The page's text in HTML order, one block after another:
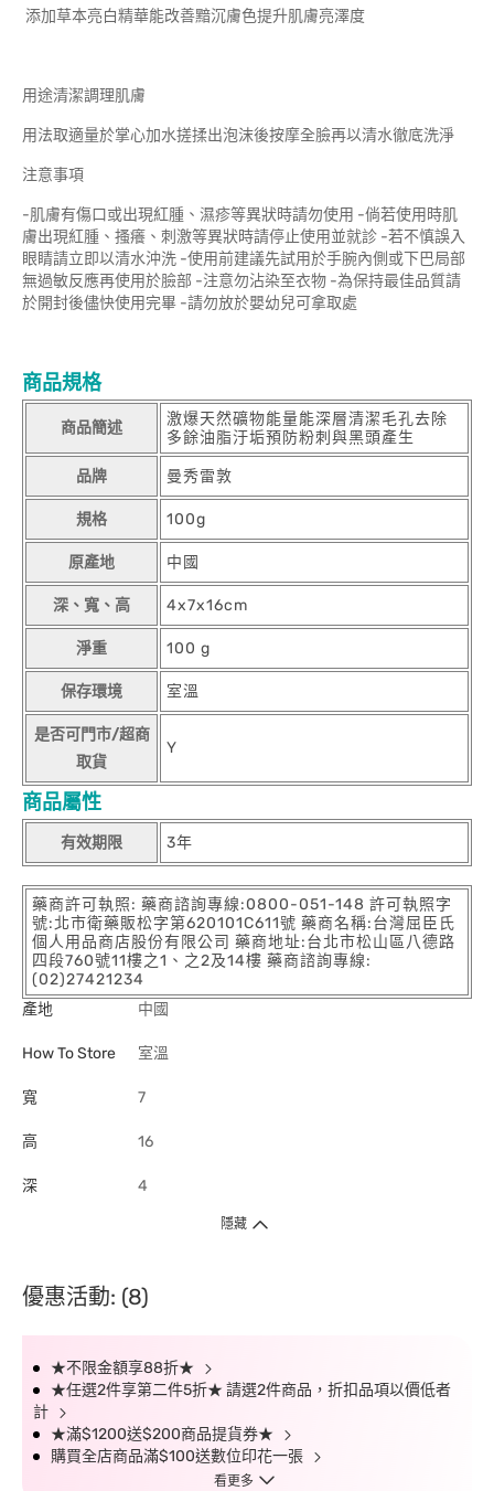
添加草本亮白精華能改善黯沉膚色提升肌膚亮澤度
用途清潔調理肌膚
用法取適量於掌心加水搓揉出泡沫後按摩全臉再以清水徹底洗淨
注意事項
-肌膚有傷口或出現紅腫、濕疹等異狀時請勿使用 -倘若使用時肌
膚出現紅腫、搔癢、刺激等異狀時請停止使用並就診 -若不慎誤入
眼睛請立即以清水沖洗 -使用前建議先試用於手腕內側或下巴局部
無過敏反應再使用於臉部 -注意勿沾染至衣物 -為保持最佳品質請
於開封後儘快使用完畢 -請勿放於嬰幼兒可拿取處
商品規格
商品簡述
激爆天然礦物能量能深層清潔毛孔去除
多餘油脂汙垢預防粉刺與黑頭產生
品牌 曼秀雷敦
規格 100g
原產地 中國
深、寬、高 4x7x16cm
淨重 100 g
保存環境 室溫
是否可門市/超商
取貨
Y
商品屬性
有效期限 3年
藥商許可執照: 藥商諮詢專線:0800-051-148 許可執照字
號:北市衛藥販松字第620101C611號 藥商名稱:台灣屈臣氏
個人用品商店股份有限公司 藥商地址:台北市松山區八德路
四段760號11樓之1、之2及14樓 藥商諮詢專線:
(02)27421234
產地
中國
How To Store 室溫
寬 7
高 16
深 4
隱藏
優惠活動: (8)
★不限金額享88折★
★任選2件享第二件5折★ 請選2件商品，折扣品項以價低者
計
★滿$1200送$200商品提貨券★
購買全店商品滿$100送數位印花一張
看更多